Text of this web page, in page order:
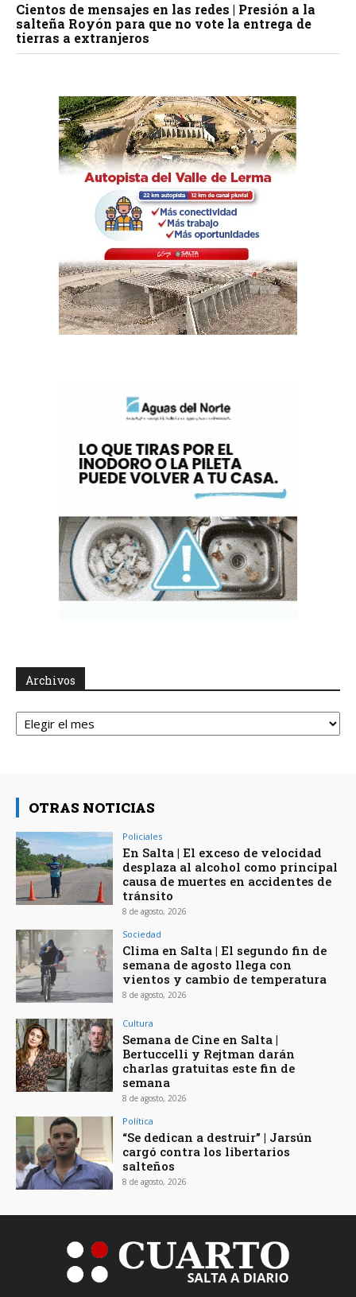
Cientos de mensajes en las redes | Presión a la
salteña Royón para que no vote la entrega de
tierras a extranjeros
Archivos
Archivos
OTRAS NOTICIAS
Policiales
En Salta | El exceso de velocidad
desplaza al alcohol como principal
causa de muertes en accidentes de
tránsito
8 de agosto, 2026
Sociedad
Clima en Salta | El segundo fin de
semana de agosto llega con
vientos y cambio de temperatura
8 de agosto, 2026
Cultura
Semana de Cine en Salta |
Bertuccelli y Rejtman darán
charlas gratuitas este fin de
semana
8 de agosto, 2026
Política
“Se dedican a destruir” | Jarsún
cargó contra los libertarios
salteños
8 de agosto, 2026